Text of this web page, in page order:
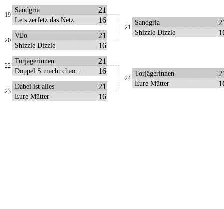
19
Sandgria 21
Lets zerfetz das Netz 16
20
ViJo 21
Shizzle Dizzle 16
22
Torjägerinnen 21
Doppel S macht chao... 16
23
Dabei ist alles 21
Eure Mütter 16
21
Sandgria
Shizzle Dizzle
24
Torjägerinnen
Eure Mütter